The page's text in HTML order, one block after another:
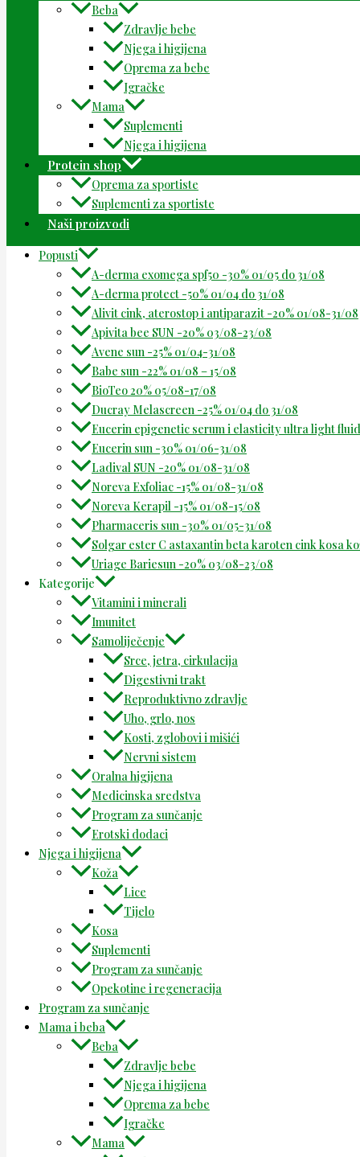
Beba
Zdravlje bebe
Njega i higijena
Oprema za bebe
Igračke
Mama
Suplementi
Njega i higijena
Protein shop
Oprema za sportiste
Suplementi za sportiste
Naši proizvodi
Popusti
A-derma exomega spf50 -30% 01/05 do 31/08
A-derma protect -50% 01/04 do 31/08
Alivit cink, aterostop i antiparazit -20% 01/08-31/08
Apivita bee SUN -20% 03/08-23/08
Avene sun -25% 01/04-31/08
Babe sun -22% 01/08 – 15/08
BioTeo 20% 05/08-17/08
Ducray Melascreen -25% 01/04 do 31/08
Eucerin epigenetic serum i elasticity ultra light
Eucerin sun -30% 01/06-31/08
Ladival SUN -20% 01/08-31/08
Noreva Exfoliac -15% 01/08-31/08
Noreva Kerapil -15% 01/08-15/08
Pharmaceris sun -30% 01/05-31/08
Solgar ester C astaxantin beta karoten cink kosa
Uriage Bariesun -20% 03/08-23/08
Kategorije
Vitamini i minerali
Imunitet
Samoliječenje
Srce, jetra, cirkulacija
Digestivni trakt
Reproduktivno zdravlje
Uho, grlo, nos
Kosti, zglobovi i mišići
Nervni sistem
Oralna higijena
Medicinska sredstva
Program za sunčanje
Erotski dodaci
Njega i higijena
Koža
Lice
Tijelo
Kosa
Suplementi
Program za sunčanje
Opekotine i regeneracija
Program za sunčanje
Mama i beba
Beba
Zdravlje bebe
Njega i higijena
Oprema za bebe
Igračke
Mama